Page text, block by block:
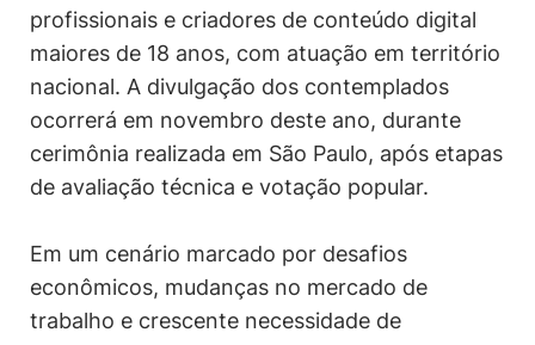
profissionais e criadores de conteúdo digital
maiores de 18 anos, com atuação em território
nacional. A divulgação dos contemplados
ocorrerá em novembro deste ano, durante
cerimônia realizada em São Paulo, após etapas
de avaliação técnica e votação popular.
Em um cenário marcado por desafios
econômicos, mudanças no mercado de
trabalho e crescente necessidade de